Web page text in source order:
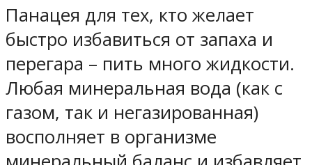
Панацея для тех, кто желает
быстро избавиться от запаха и
перегара – пить много жидкости.
Любая минеральная вода (как с
газом, так и негазированная)
восполняет в организме